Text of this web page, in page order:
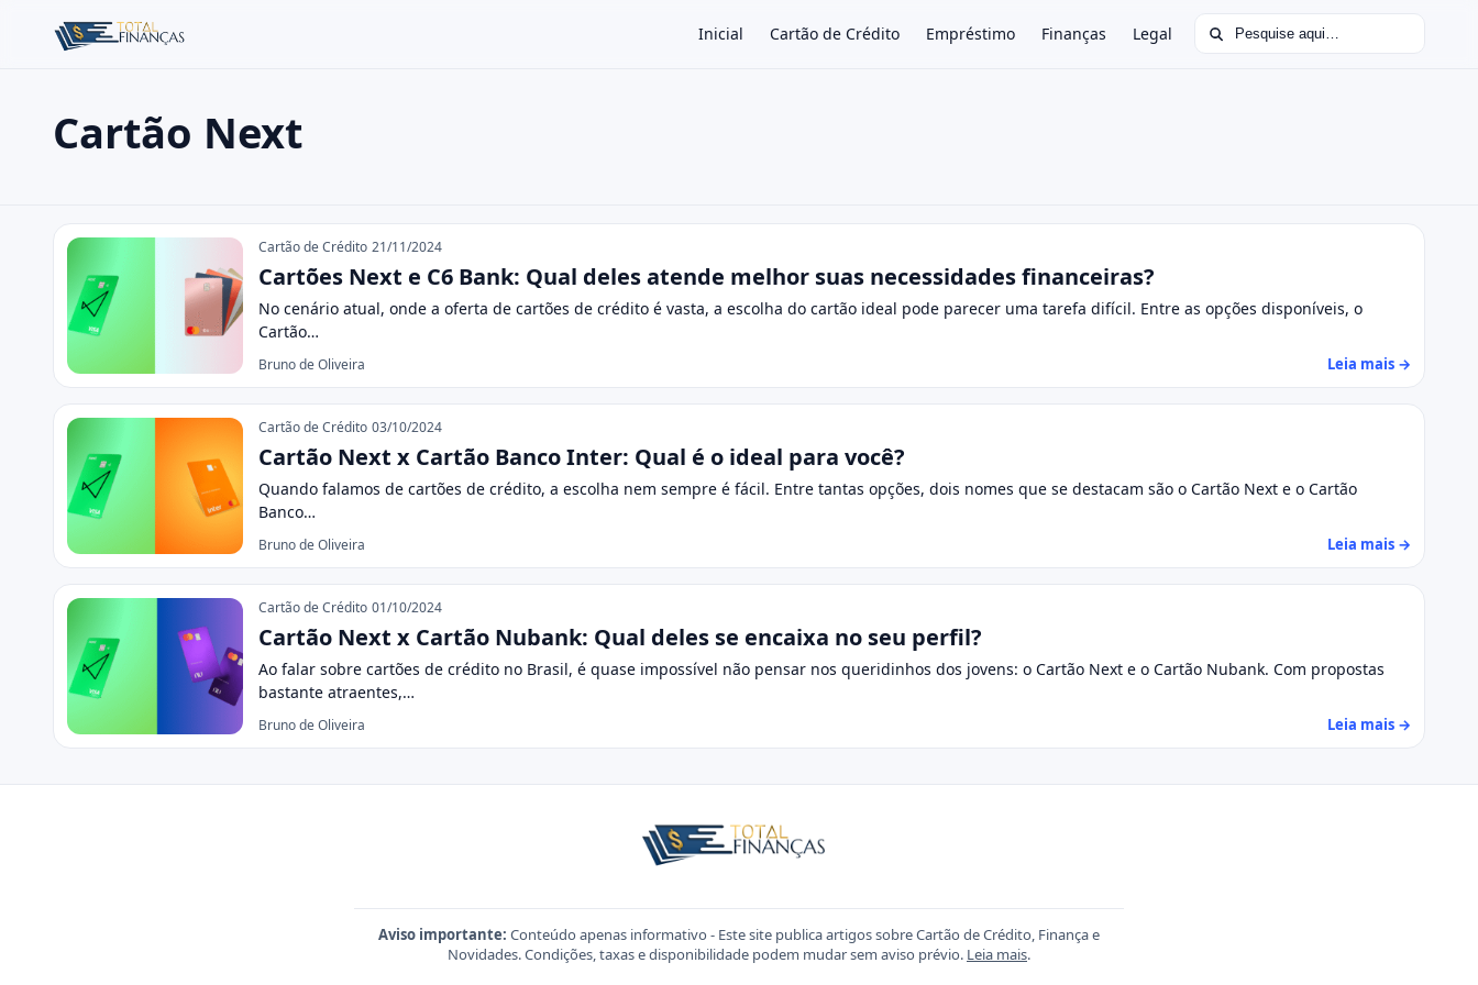
Inicial Cartão de Crédito Empréstimo Finanças Legal Buscar por:
Buscar no site
Pressione Enter para buscar ou ESC para fechar.
Cartão Next
Cartão Next Cartão de Crédito 21/11/2024
Cartões Next e C6 Bank: Qual deles atende melhor suas necessidades financeiras?
No cenário atual, onde a oferta de cartões de crédito é vasta, a escolha do cartão ideal pode parecer uma tarefa difícil. Entre as opções disponíveis, o
Cartão…
Bruno de Oliveira Leia mais →
Cartão de Crédito 03/10/2024
Cartão Next x Cartão Banco Inter: Qual é o ideal para você?
Quando falamos de cartões de crédito, a escolha nem sempre é fácil. Entre tantas opções, dois nomes que se destacam são o Cartão Next e o Cartão
Banco…
Bruno de Oliveira Leia mais →
Cartão de Crédito 01/10/2024
Cartão Next x Cartão Nubank: Qual deles se encaixa no seu perfil?
Ao falar sobre cartões de crédito no Brasil, é quase impossível não pensar nos queridinhos dos jovens: o Cartão Next e o Cartão Nubank. Com propostas
bastante atraentes,…
Bruno de Oliveira Leia mais →
Aviso importante: Conteúdo apenas informativo - Este site publica artigos sobre Cartão de Crédito, Finança e
Novidades. Condições, taxas e disponibilidade podem mudar sem aviso prévio. Leia mais.